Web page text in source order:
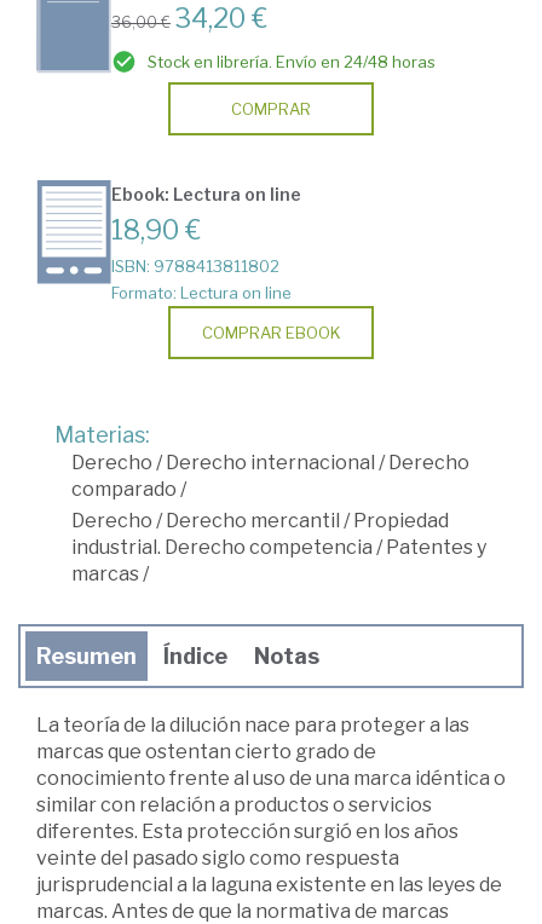
36,00 € 34,20 €
Stock en librería. Envío en 24/48 horas
COMPRAR
Ebook: Lectura on line
18,90 €
ISBN: 9788413811802
Formato: Lectura on line
COMPRAR EBOOK
Materias:
Derecho /Derecho internacional /Derecho
comparado /
Derecho /Derecho mercantil /Propiedad
industrial. Derecho competencia /Patentes y
marcas /
Resumen Índice Notas
La teoría de la dilución nace para proteger a las
marcas que ostentan cierto grado de
conocimiento frente al uso de una marca idéntica o
similar con relación a productos o servicios
diferentes. Esta protección surgió en los años
veinte del pasado siglo como respuesta
jurisprudencial a la laguna existente en las leyes de
marcas. Antes de que la normativa de marcas